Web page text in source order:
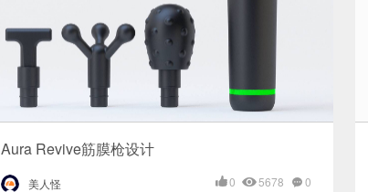
Aura Revive筋膜枪设计
美人怪 0 5678 0